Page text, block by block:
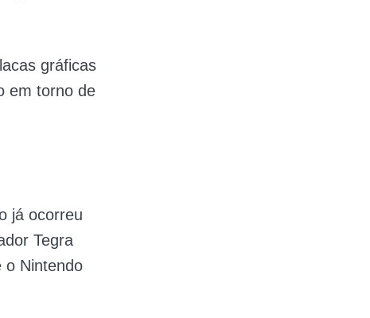
gráficas
em torno de
já ocorreu
Tegra
o Nintendo